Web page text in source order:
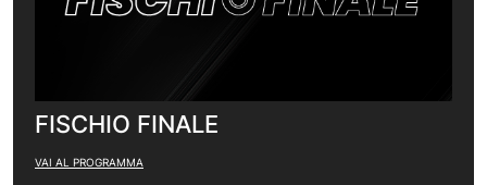
FISCHIO FINALE
VAI AL PROGRAMMA